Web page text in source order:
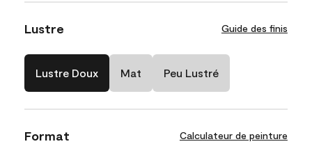
Lustre Guide des finis
Lustre Doux Mat Peu Lustré
Format Calculateur de peinture